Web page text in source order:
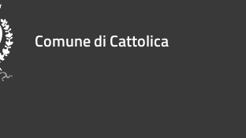
Comune di Cattolica